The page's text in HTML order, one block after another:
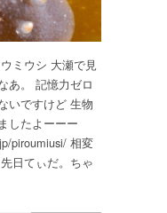
ミウシ 大瀬で見
あ。 記憶力ゼロ
いですけど 生物
したよーーー
piroumiusi/ 相変
日てぃだ。ちゃ